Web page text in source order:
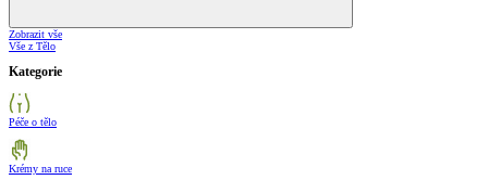
Zobrazit vše
Vše z Tělo
Kategorie
Péče o tělo
Krémy na ruce